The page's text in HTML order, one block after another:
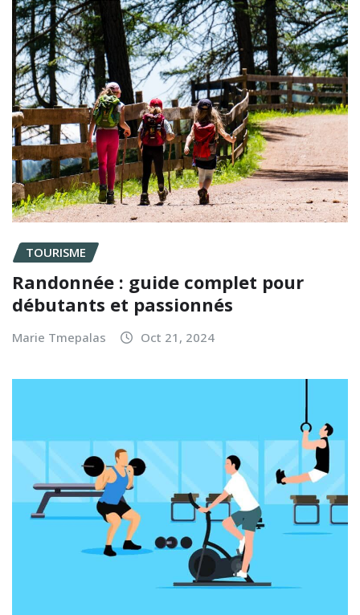
TOURISME
Randonnée : guide complet pour
débutants et passionnés
Marie Tmepalas Oct 21, 2024